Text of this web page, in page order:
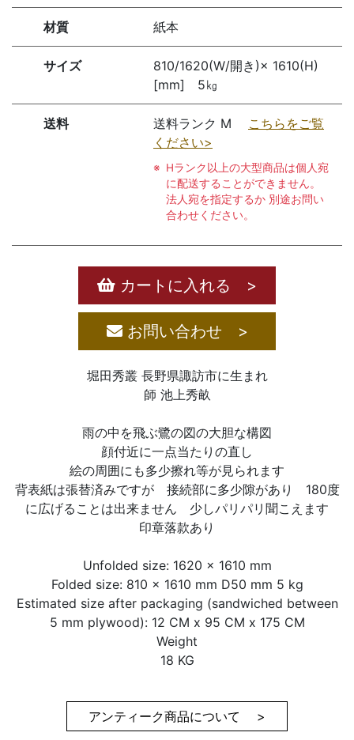
材質 紙本
サイズ
810/1620(W/開き)× 1610(H)
[mm] 5㎏
送料 送料ランク M こちらをご覧
ください>
Hランク以上の大型商品は個人宛
に配送することができません。
法人宛を指定するか 別途お問い
合わせください。
カートに入れる >
お問い合わせ >
堀田秀叢 長野県諏訪市に生まれ
師 池上秀畝
雨の中を飛ぶ鷺の図の大胆な構図
顔付近に一点当たりの直し
絵の周囲にも多少擦れ等が見られます
背表紙は張替済みですが 接続部に多少隙があり 180度
に広げることは出来ません 少しパリパリ聞こえます
印章落款あり
Unfolded size: 1620 x 1610 mm
Folded size: 810 x 1610 mm D50 mm 5 kg
Estimated size after packaging (sandwiched between
5 mm plywood): 12 CM x 95 CM x 175 CM
Weight
18 KG
アンティーク商品について >